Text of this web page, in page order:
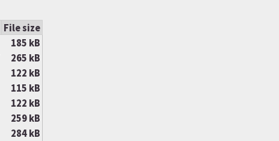
File size
185 kB
265 kB
122 kB
115 kB
122 kB
259 kB
284 kB